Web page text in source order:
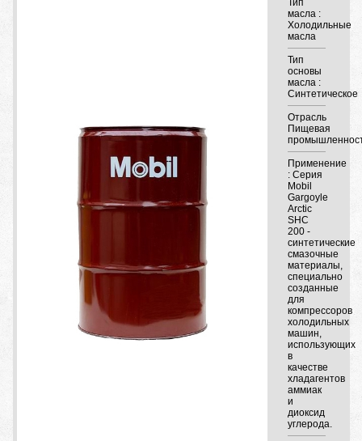
Тип
масла :
Холодильные
масла
Тип
основы
масла :
Синтетическое
Отрасль
Пищевая
Применение
: Серия
Mobil
Gargoyle
Arctic
SHC
200 -
синтетические
смазочные
материалы,
специально
созданные
для
компрессоров
холодильных
машин,
использующих
в
качестве
хладагентов
аммиак
и
диоксид
углерода.